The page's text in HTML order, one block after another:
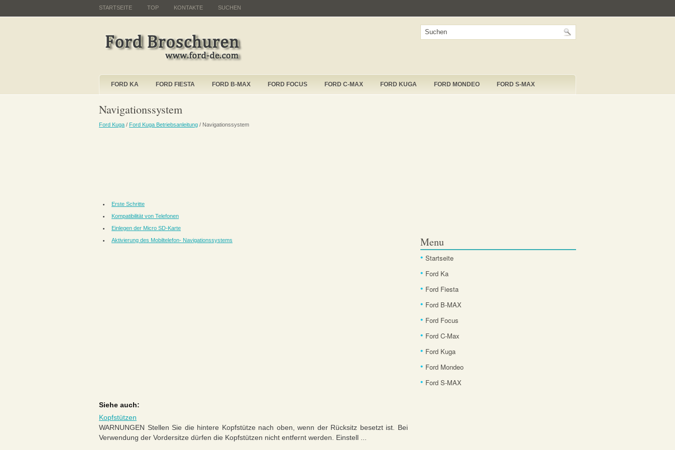
STARTSEITE TOP KONTAKTE SUCHEN
FORD KA FORD FIESTA FORD B-MAX FORD FOCUS FORD C-MAX FORD KUGA FORD MONDEO FORD S-MAX
Navigationssystem
Ford Kuga / Ford Kuga Betriebsanleitung / Navigationssystem
Erste Schritte
Kompatibilität von Telefonen
Einlegen der Micro SD-Karte
Aktivierung des Mobiltelefon- Navigationssystems
Siehe auch:
Kopfstützen
WARNUNGEN Stellen Sie die hintere Kopfstütze nach oben, wenn der Rücksitz besetzt ist. Bei
Verwendung der Vordersitze dürfen die Kopfstützen nicht entfernt werden. Einstell ...
Menu
Startseite
Ford Ka
Ford Fiesta
Ford B-MAX
Ford Focus
Ford C-Max
Ford Kuga
Ford Mondeo
Ford S-MAX